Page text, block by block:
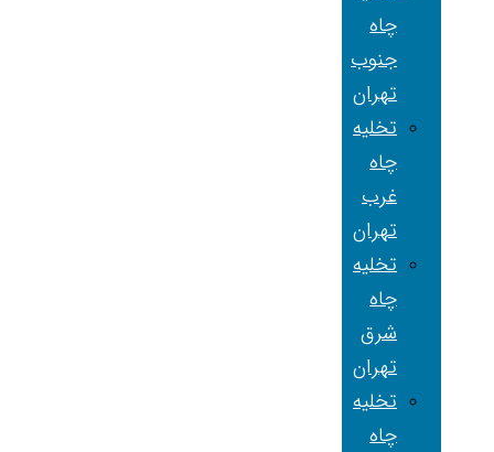
چاه
جنوب
تهران
تخلیه
چاه
غرب
تهران
تخلیه
چاه
شرق
تهران
تخلیه
چاه